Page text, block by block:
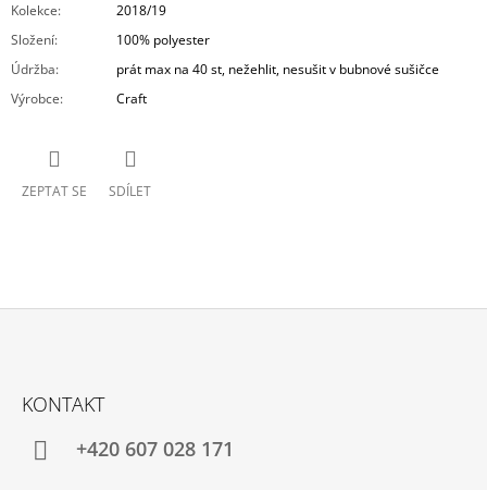
Kolekce:
2018/19
Složení:
100% polyester
Údržba:
prát max na 40 st, nežehlit, nesušit v bubnové sušičce
Výrobce: Craft
ZEPTAT SE SDÍLET
KONTAKT
+420 607 028 171